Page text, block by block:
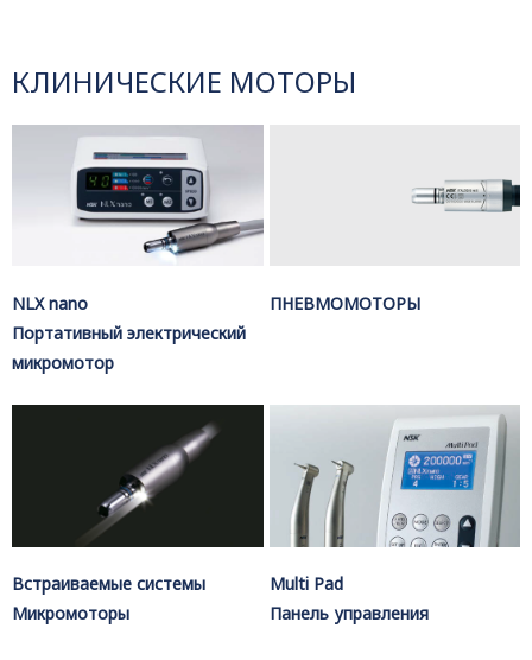
КЛИНИЧЕСКИЕ МОТОРЫ
NLX nano
Портативный электрический
микромотор
ПНЕВМОМОТОРЫ
Встраиваемые системы
Микромоторы
Multi Pad
Панель управления